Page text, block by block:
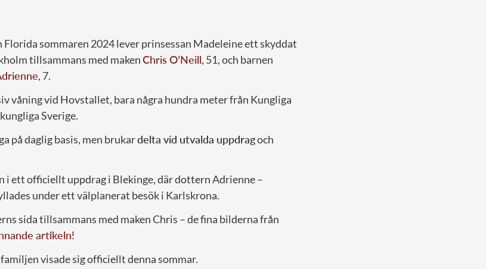
sommaren 2024 lever prinsessan Madeleine ett skyddat
tillsammans med makenChris O’Neill,51, och barnen
, 7.
våning vid Hovstallet, bara några hundra meter från Kungliga
Sverige.
på daglig basis, men brukardelta vid utvalda uppdragoch
i ett officiellt uppdrag i Blekinge, där dottern Adrienne –
under ett välplanerat besök i Karlskrona.
sida tillsammans med maken Chris – de fina bilderna från
artikeln!
visade sig officiellt denna sommar.